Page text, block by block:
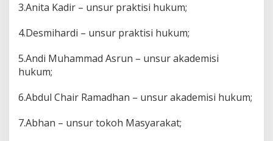
3.Anita Kadir – unsur praktisi hukum;
4.Desmihardi – unsur praktisi hukum;
5.Andi Muhammad Asrun – unsur akademisi
hukum;
6.Abdul Chair Ramadhan – unsur akademisi hukum;
7.Abhan – unsur tokoh Masyarakat;